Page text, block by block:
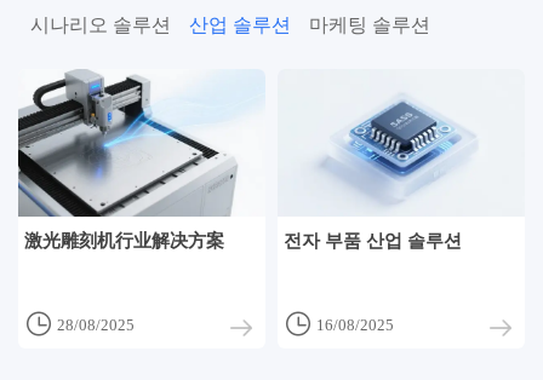
시나리오 솔루션 산업 솔루션 마케팅 솔루션
激光雕刻机行业解决方案
 28/08/2025
전자 부품 산업 솔루션
 16/08/2025